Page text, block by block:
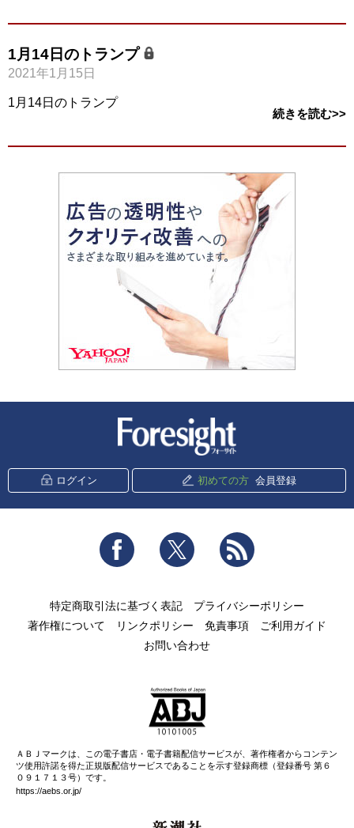
1月14日のトランプ
2021年1月15日
1月14日のトランプ
続きを読む>>
ログイン 初めての方 会員登録
Facebook Twitter
特定商取引法に基づく表記
プライバシーポリシー
著作権について
リンクポリシー 免責事項
ご利用ガイド
お問い合わせ
ＡＢＪマークは、この電子書店・電子書籍配信サービスが、著作権者からコンテン
ツ使用許諾を得た正規版配信サービスであることを示す登録商標（登録番号 第６
０９１７１３号）です。
https://aebs.or.jp/